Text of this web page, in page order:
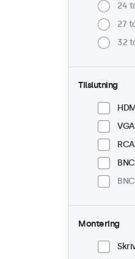
24
27
32
Tilslutning
VGA
RCA
Montering